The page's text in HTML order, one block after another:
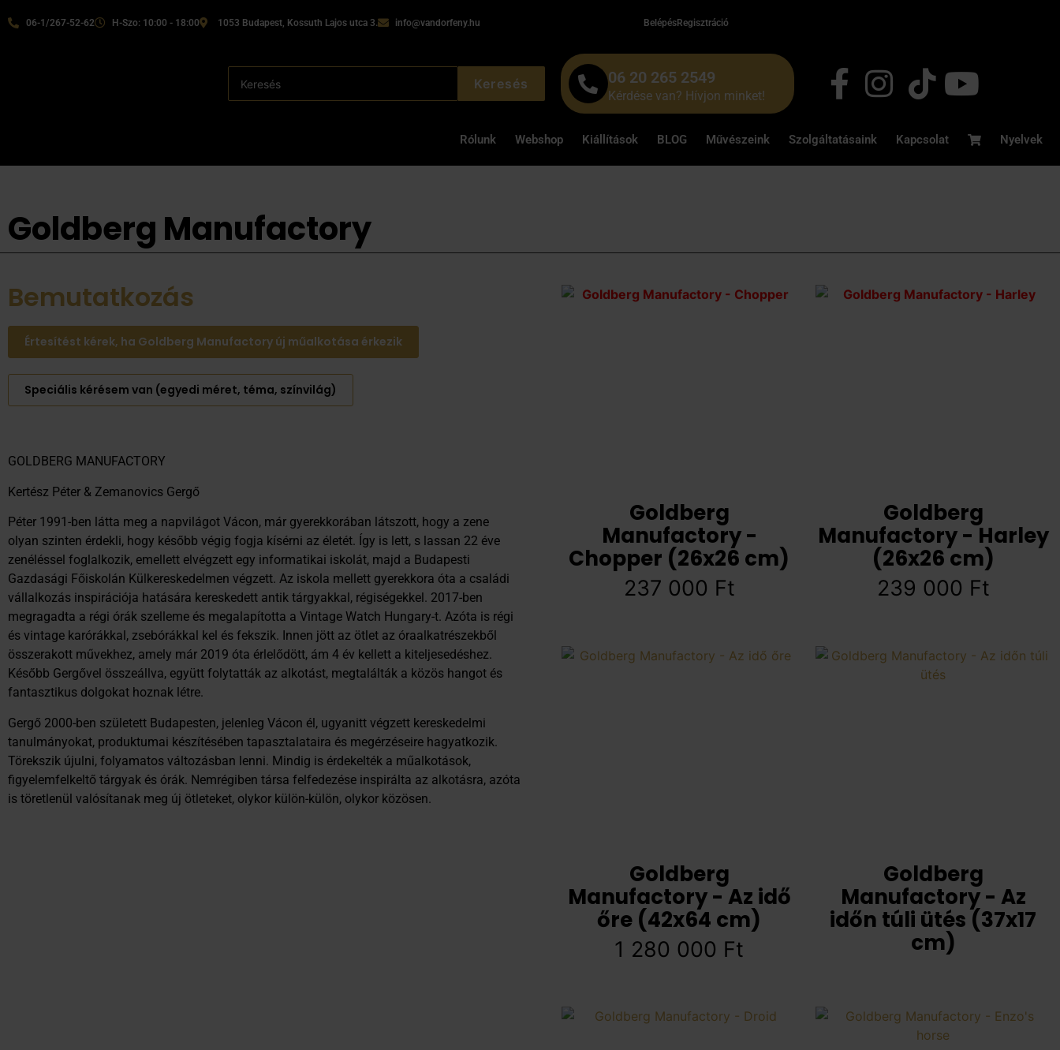
06-1/267-52-62 H-Szo: 10:00 - 18:00 1053 Budapest, Kossuth Lajos utca 3. info@vandorfeny.hu BelépésRegisztráció
Keresés 06 20 265 2549
Kérdése van? Hívjon minket!
Rólunk Webshop Kiállítások BLOG Művészeink Szolgáltatásaink Kapcsolat Nyelvek
Goldberg Manufactory
Bemutatkozás
Értesítést kérek, ha Goldberg Manufactory új műalkotása érkezik
Speciális kérésem van (egyedi méret, téma, színvilág)
GOLDBERG MANUFACTORY
Kertész Péter & Zemanovics Gergő
Péter 1991-ben látta meg a napvilágot Vácon, már gyerekkorában látszott, hogy a zene
olyan szinten érdekli, hogy később végig fogja kísérni az életét. Így is lett, s lassan 22 éve
zenéléssel foglalkozik, emellett elvégzett egy informatikai iskolát, majd a Budapesti
Gazdasági Főiskolán Külkereskedelmen végzett. Az iskola mellett gyerekkora óta a családi
vállalkozás inspirációja hatására kereskedett antik tárgyakkal, régiségekkel. 2017-ben
megragadta a régi órák szelleme és megalapította a Vintage Watch Hungary-t. Azóta is régi
és vintage karórákkal, zsebórákkal kel és fekszik. Innen jött az ötlet az óraalkatrészekből
összerakott művekhez, amely már 2019 óta érlelődött, ám 4 év kellett a kiteljesedéshez.
Később Gergővel összeállva, együtt folytatták az alkotást, megtalálták a közös hangot és
fantasztikus dolgokat hoznak létre.
Gergő 2000-ben született Budapesten, jelenleg Vácon él, ugyanitt végzett kereskedelmi
tanulmányokat, produktumai készítésében tapasztalataira és megérzéseire hagyatkozik.
Törekszik újulni, folyamatos változásban lenni. Mindig is érdekelték a műalkotások,
figyelemfelkeltő tárgyak és órák. Nemrégiben társa felfedezése inspirálta az alkotásra, azóta
is töretlenül valósítanak meg új ötleteket, olykor külön-külön, olykor közösen.
Goldberg
Manufactory -
Chopper (26x26 cm)
237 000 Ft
Goldberg
Manufactory - Harley
(26x26 cm)
239 000 Ft
Goldberg
Manufactory - Az idő
őre (42x64 cm)
1 280 000 Ft
Goldberg
Manufactory - Az
időn túli ütés (37x17
cm)